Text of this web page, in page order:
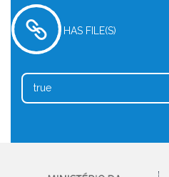
HAS FILE(S)
true